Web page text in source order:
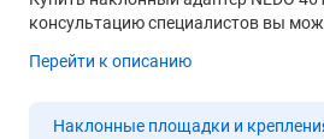
консультацию специалистов вы
Перейти к описанию
Наклонные площадки и